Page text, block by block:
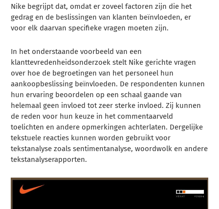
Nike begrijpt dat, omdat er zoveel factoren zijn die het
gedrag en de beslissingen van klanten beïnvloeden, er
voor elk daarvan specifieke vragen moeten zijn.
In het onderstaande voorbeeld van een
klanttevredenheidsonderzoek stelt Nike gerichte vragen
over hoe de begroetingen van het personeel hun
aankoopbeslissing beïnvloeden. De respondenten kunnen
hun ervaring beoordelen op een schaal gaande van
helemaal geen invloed tot zeer sterke invloed. Zij kunnen
de reden voor hun keuze in het commentaarveld
toelichten en andere opmerkingen achterlaten. Dergelijke
tekstuele reacties kunnen worden gebruikt voor
tekstanalyse zoals sentimentanalyse, woordwolk en andere
tekstanalyserapporten.